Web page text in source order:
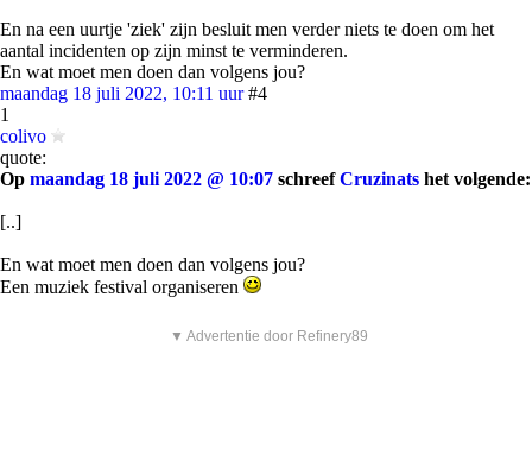
En na een uurtje 'ziek' zijn besluit men verder niets te doen om het
aantal incidenten op zijn minst te verminderen.
En wat moet men doen dan volgens jou?
maandag 18 juli 2022, 10:11 uur #4
1
colivo
quote:
Op maandag 18 juli 2022 @ 10:07 schreefCruzinats het volgende:
[..]
En wat moet men doen dan volgens jou?
Een muziek festival organiseren
▼ Advertentie door Refinery89